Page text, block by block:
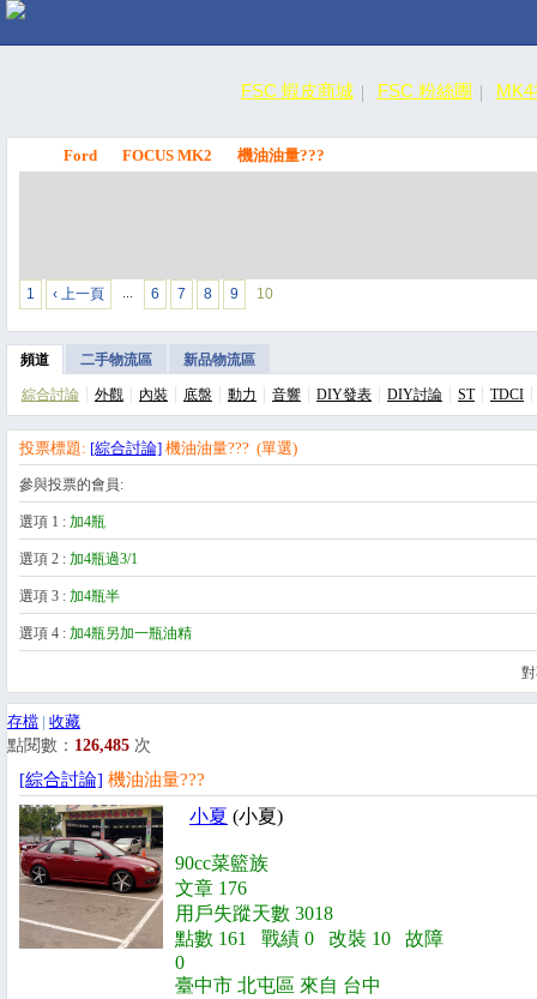
FSC 蝦皮商城 FSC 粉絲團
Ford FOCUS MK2 機油油量???
1 ‹ 上一頁 … 6 7 8 9 10
頻道 二手物流區 新品物流區
綜合討論 外觀 內裝 底盤 動力 音響 DIY發表 DIY討論 ST TDCI
投票標題: [綜合討論] 機油油量??? (單選)
參與投票的會員:
選項 1 :
選項 2 :
選項 3 :
選項 4 :
選項 1 : 加4瓶
選項 2 : 加4瓶過3/1
選項 3 : 加4瓶半
選項 4 : 加4瓶另加一瓶油精
存檔 | 收藏
點閱數： 126,485 次
[綜合討論] 機油油量???
小夏 (小夏)
90cc菜籃族
文章 176
用戶失蹤天數 3018
點數 161 戰績 0 改裝 10 故障
0
臺中市 北屯區 來自 台中